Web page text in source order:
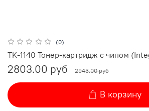
(0)
TK-1140 Тонер-картридж с чипом
2803.00 руб 2943.00 руб
В корзину